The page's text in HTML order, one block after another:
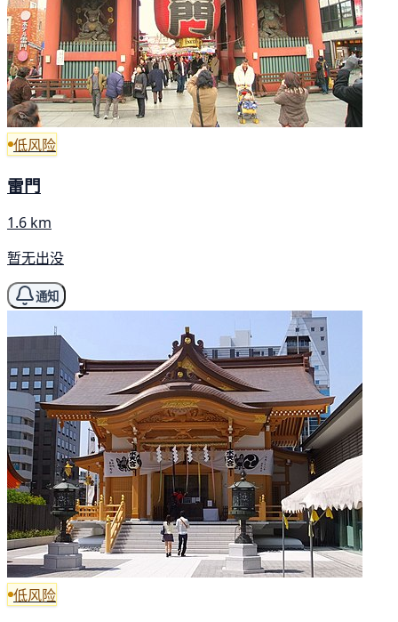
低风险
雷門
1.6 km
暂无出没
通知
低风险